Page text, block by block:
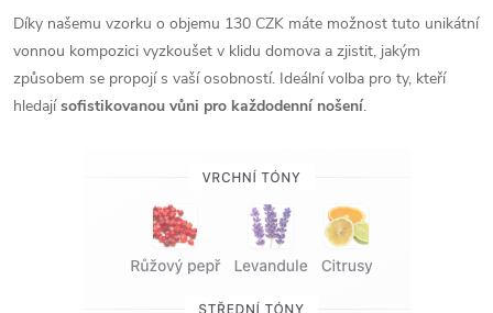
Díky našemu vzorku o objemu 130 CZK máte možnost tuto unikátní
vonnou kompozici vyzkoušet v klidu domova a zjistit, jakým
způsobem se propojí s vaší osobností. Ideální volba pro ty, kteří
hledajísofistikovanou vůni pro každodenní nošení.